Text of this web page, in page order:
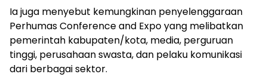
Ia juga menyebut kemungkinan penyelenggaraan
Perhumas Conference and Expo yang melibatkan
pemerintah kabupaten/kota, media, perguruan
tinggi, perusahaan swasta, dan pelaku komunikasi
dari berbagai sektor.